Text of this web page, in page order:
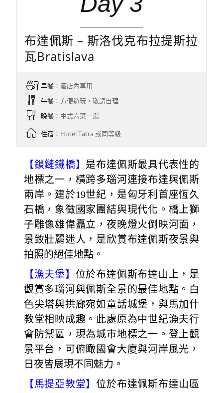
布達佩斯 – 斯洛伐克布拉提斯拉
瓦Bratislava
早餐：酒店內享用
午餐：方便遊玩，敬請自理
晚餐：中式六菜一湯
住宿：Hotel Tatra 或同等級
【鎖鏈鐵橋】 是布達佩斯最具代表性的
地標之一，橫跨多瑙河連接布達與佩斯
兩岸。建於19世紀，是匈牙利首座恆久
石橋，象徵國家團結與現代化。橋上獅
子雕像雄偉矗立，夜晚燈火倒映河面，
景致壯麗迷人，是欣賞布達佩斯夜景與
拍照的絕佳地點。
【漁夫堡】 位於布達佩斯布達山上，是
觀賞多瑙河與佩斯全景的最佳地點。白
色尖塔與拱廊宛如童話城堡，與馬加什
教堂相映成趣。此處原為中世紀漁夫行
會防禦區，現為城市地標之一。登上觀
景平台，可俯瞰國會大廈與河岸風光，
日夜皆展現不同魅力。
【馬提亞教堂】 位於布達佩斯布達山區